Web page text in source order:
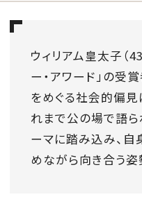
WEDDING
FORTUNE
SDGs
MAGAZINE
ウィリアム皇太子（
ー・アワード」の受
をめぐる社会的偏見
れまで公の場で語
ーマに踏み込み、
めながら向き合う姿